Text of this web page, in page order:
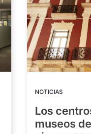
NOTICIAS
Los
museos